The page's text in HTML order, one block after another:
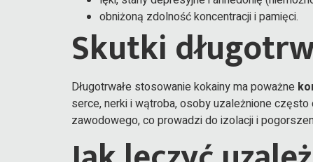
obniżoną zdolność koncentracji i pamięci.
Skutki
Długotrwałe stosowanie kokainy ma poważne
serce, nerki i wątroba, osoby uzależnione
zawodowego, co prowadzi do izolacji i